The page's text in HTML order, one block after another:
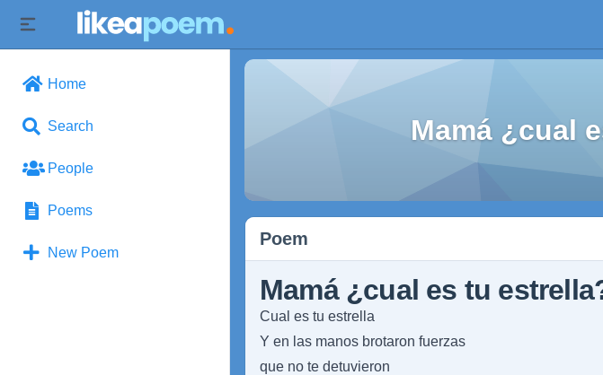
Home
Search
People
Poems
New Poem
Mamá ¿cual
Poem
Mamá ¿cual es tu
Cual es tu estrella
Y en las manos brotaron fuerzas
que no te detuvieron